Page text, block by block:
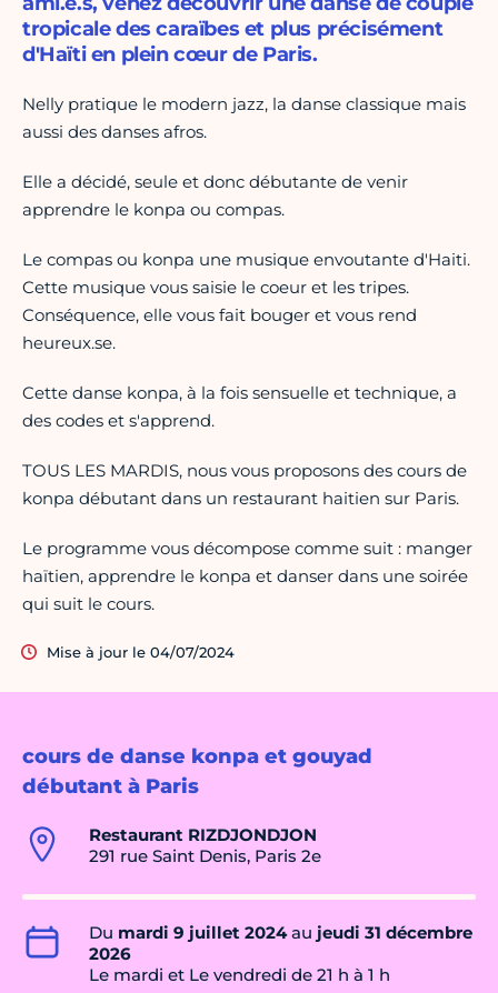
cours de danse konpa et gouyad
débutant à Paris
Restaurant RIZDJONDJON
291 rue Saint Denis, Paris 2e
Du mardi 9 juillet 2024au jeudi 31 décembre
2026
Le mardi et Le vendredi de 21 h à 1 h
tropicale des caraïbes et plus précisément
d'Haïti en plein cœur de Paris.
Nelly pratique le modern jazz, la danse classique mais
aussi des danses afros.
Elle a décidé, seule et donc débutante de venir
apprendre le konpa ou compas.
Le compas ou konpa une musique envoutante d'Haiti.
Cette musique vous saisie le coeur et les tripes.
Conséquence, elle vous fait bouger et vous rend
heureux.se.
Cette danse konpa, à la fois sensuelle et technique, a
des codes et s'apprend.
TOUS LES MARDIS, nous vous proposons des cours de
konpa débutant dans un restaurant haitien sur Paris.
Le programme vous décompose comme suit : manger
haïtien, apprendre le konpa et danser dans une soirée
qui suit le cours.
Mise à jour le 04/07/2024